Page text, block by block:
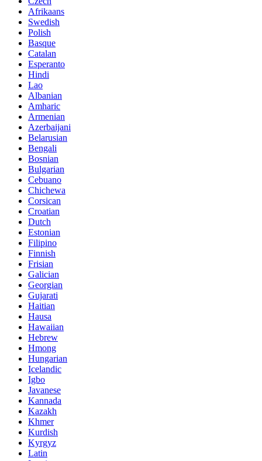
Afrikaans
Swedish
Polish
Basque
Catalan
Esperanto
Hindi
Lao
Albanian
Amharic
Armenian
Azerbaijani
Belarusian
Bengali
Bosnian
Bulgarian
Cebuano
Chichewa
Corsican
Croatian
Dutch
Estonian
Filipino
Finnish
Frisian
Galician
Georgian
Gujarati
Haitian
Hausa
Hawaiian
Hebrew
Hmong
Hungarian
Icelandic
Igbo
Javanese
Kannada
Kazakh
Khmer
Kurdish
Kyrgyz
Latin